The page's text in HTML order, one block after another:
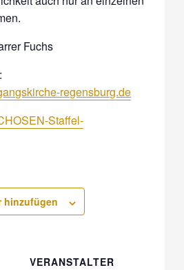
Fuchs
regensburg.de
Staffel-
hinzufügen
VERANSTALTER